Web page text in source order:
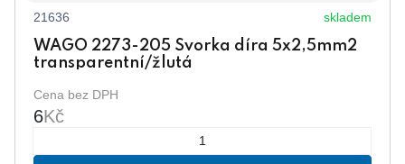
21636 skladem
WAGO 2273-205 Svorka díra 5x2,5mm2
transparentní/žlutá
Cena bez DPH
6Kč